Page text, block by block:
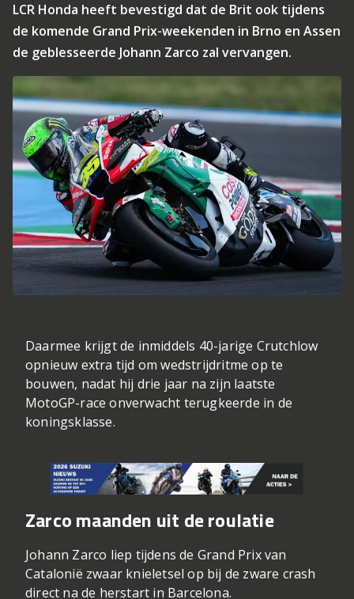
LCR Honda heeft bevestigd dat de Brit ook tijdens
de komende Grand Prix-weekenden in Brno en Assen
de geblesseerde Johann Zarco zal vervangen.
Daarmee krijgt de inmiddels 40-jarige Crutchlow
opnieuw extra tijd om wedstrijdritme op te
bouwen, nadat hij drie jaar na zijn laatste
MotoGP-race onverwacht terugkeerde in de
koningsklasse.
Zarco maanden uit de roulatie
Johann Zarco liep tijdens de Grand Prix van
Catalonië zwaar knieletsel op bij de zware crash
direct na de herstart in Barcelona.